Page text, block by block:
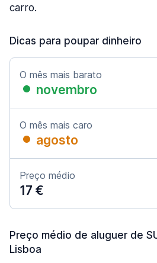
carro.
Dicas para poupar dinheiro
O mês mais barato
novembro
O mês mais caro
agosto
Preço médio
17 €
Preço médio de aluguer de
Lisboa